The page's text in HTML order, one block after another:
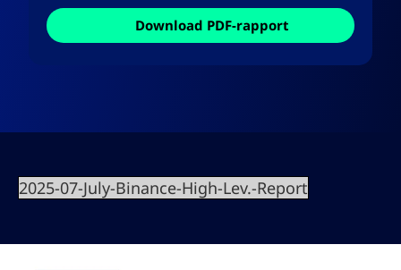
Download PDF-rapport
2025-07-July-Binance-High-Lev.-Report